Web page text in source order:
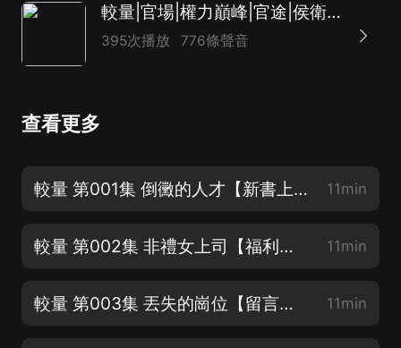
較量|官場|權力巔峰|官途|侯衛東|都市迷情|上位
395次播放 776條聲音
查看更多
較量 第001集 倒黴的人才【新書上線求訂閱關注】 11min
較量 第002集 非禮女上司【福利多多參與活動吧】 11min
較量 第003集 丟失的崗位【留言點讚抽送月卡】 11min